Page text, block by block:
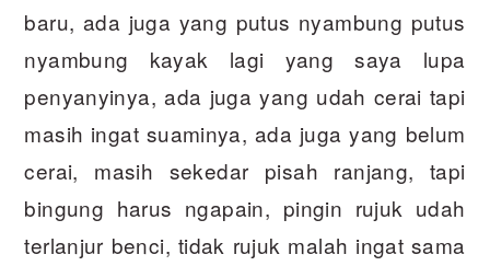
baru, ada juga yang putus nyambung putus
nyambung kayak lagi yang saya lupa
penyanyinya, ada juga yang udah cerai tapi
masih ingat suaminya, ada juga yang belum
cerai, masih sekedar pisah ranjang, tapi
bingung harus ngapain, pingin rujuk udah
terlanjur benci, tidak rujuk malah ingat sama